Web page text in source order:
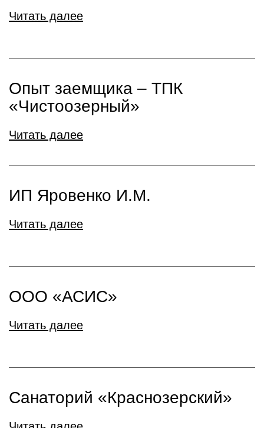
Читать далее
Опыт заемщика – ТПК
«Чистоозерный»
Читать далее
ИП Яровенко И.М.
Читать далее
ООО «АСИС»
Читать далее
Санаторий «Краснозерский»